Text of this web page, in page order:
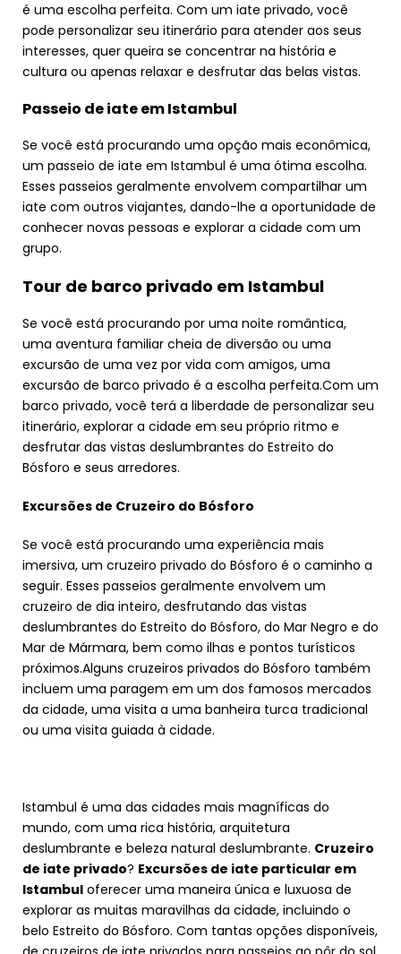
é uma escolha perfeita. Com um iate privado, você
pode personalizar seu itinerário para atender aos seus
interesses, quer queira se concentrar na história e
cultura ou apenas relaxar e desfrutar das belas vistas.
Passeio de iate em Istambul
Se você está procurando uma opção mais econômica,
um passeio de iate em Istambul é uma ótima escolha.
Esses passeios geralmente envolvem compartilhar um
iate com outros viajantes, dando-lhe a oportunidade de
conhecer novas pessoas e explorar a cidade com um
grupo.
Tour de barco privado em Istambul
Se você está procurando por uma noite romântica,
uma aventura familiar cheia de diversão ou uma
excursão de uma vez por vida com amigos, uma
excursão de barco privado é a escolha perfeita.Com um
barco privado, você terá a liberdade de personalizar seu
itinerário, explorar a cidade em seu próprio ritmo e
desfrutar das vistas deslumbrantes do Estreito do
Bósforo e seus arredores.
Excursões de Cruzeiro do Bósforo
Se você está procurando uma experiência mais
imersiva, um cruzeiro privado do Bósforo é o caminho a
seguir. Esses passeios geralmente envolvem um
cruzeiro de dia inteiro, desfrutando das vistas
deslumbrantes do Estreito do Bósforo, do Mar Negro e do
Mar de Mármara, bem como ilhas e pontos turísticos
próximos.Alguns cruzeiros privados do Bósforo também
incluem uma paragem em um dos famosos mercados
da cidade, uma visita a uma banheira turca tradicional
ou uma visita guiada à cidade.
Istambul é uma das cidades mais magníficas do
mundo, com uma rica história, arquitetura
deslumbrante e beleza natural deslumbrante. Cruzeiro
de iate privado? Excursões de iate particular em
Istambul oferecer uma maneira única e luxuosa de
explorar as muitas maravilhas da cidade, incluindo o
belo Estreito do Bósforo. Com tantas opções disponíveis,